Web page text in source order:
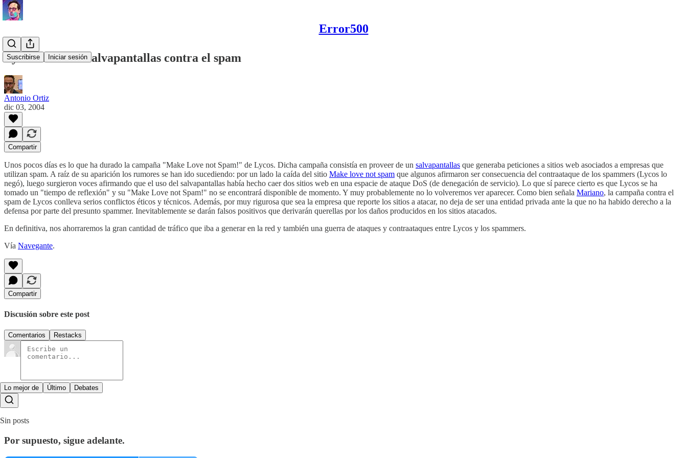
Error500
Suscribirse Iniciar sesión
Lycos cierra su salvapantallas contra el spam
Antonio Ortiz
dic 03, 2004
Compartir
Unos pocos días es lo que ha durado la campaña "Make Love not Spam!" de Lycos. Dicha campaña consistía en proveer de un salvapantallas que generaba peticiones a sitios web asociados a empresas que
utilizan spam. A raíz de su aparición los rumores se han ido sucediendo: por un lado la caída del sitio Make love not spam que algunos afirmaron ser consecuencia del contraataque de los spammers (Lycos lo
negó), luego surgieron voces afirmando que el uso del salvapantallas había hecho caer dos sitios web en una espacie de ataque DoS (de denegación de servicio). Lo que sí parece cierto es que Lycos se ha
tomado un "tiempo de reflexión" y su "Make Love not Spam!" no se encontrará disponible de momento. Y muy probablemente no lo volveremos ver aparecer. Como bien señala Mariano, la campaña contra el
spam de Lycos conlleva serios conflictos éticos y técnicos. Además, por muy rigurosa que sea la empresa que reporte los sitios a atacar, no deja de ser una entidad privada ante la que no ha habido derecho a la
defensa por parte del presunto spammer. Inevitablemente se darán falsos positivos que derivarán querellas por los daños producidos en los sitios atacados.
En definitiva, nos ahorraremos la gran cantidad de tráfico que iba a generar en la red y también una guerra de ataques y contraataques entre Lycos y los spammers.
Vía Navegante.
Compartir
Discusión sobre este post
Comentarios Restacks
Lo mejor de Último Debates
Sin posts
Por supuesto, sigue adelante.